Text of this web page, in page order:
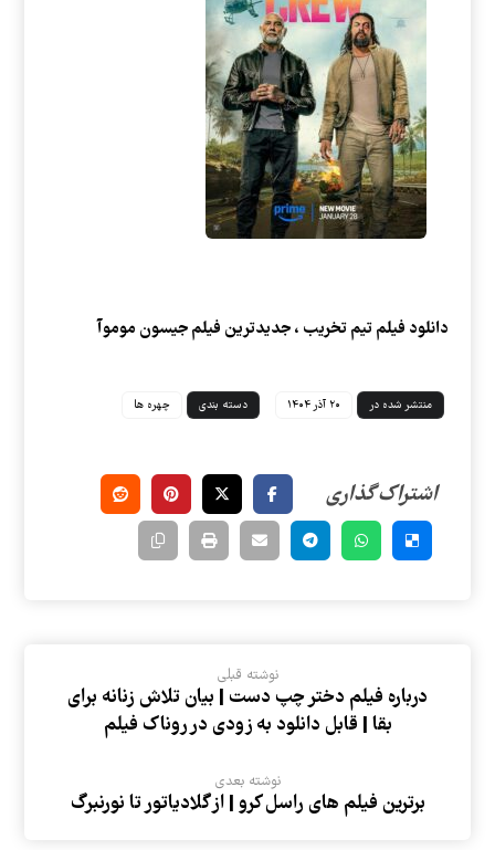
دانلود فیلم تیم تخریب ، جدیدترین فیلم جیسون موموآ
منتشر شده در ۲۰ آذر ۱۴۰۴ دسته بندی چهره ها
نوشته قبلی
درباره فیلم دختر چپ دست | بیان تلاش زنانه برای
بقا | قابل دانلود به زودی در روناک فیلم
نوشته بعدی
برترین فیلم های راسل کرو | از گلادیاتور تا نورنبرگ